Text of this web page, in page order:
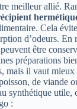
meilleur allié.
Cela
d’odeurs. En
être
préparations
mais il vaut
de viande
synthétique utile,
: